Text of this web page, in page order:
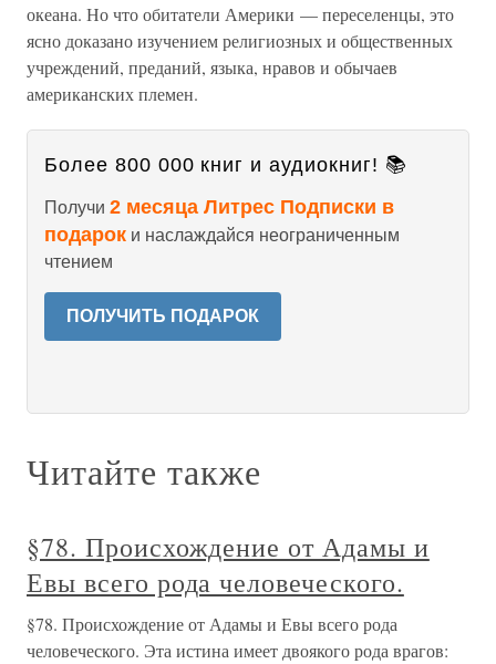
океана. Но что обитатели Америки — переселенцы, это
ясно доказано изучением религиозных и общественных
учреждений, преданий, языка, нравов и обычаев
американских племен.
Более 800 000 книг и аудиокниг! 📚
Получи 2 месяца Литрес Подписки в
подарок и наслаждайся неограниченным
чтением
ПОЛУЧИТЬ ПОДАРОК
Читайте также
§78. Происхождение от Адамы и
Евы всего рода человеческого.
§78. Происхождение от Адамы и Евы всего рода
человеческого. Эта истина имеет двоякого рода врагов: